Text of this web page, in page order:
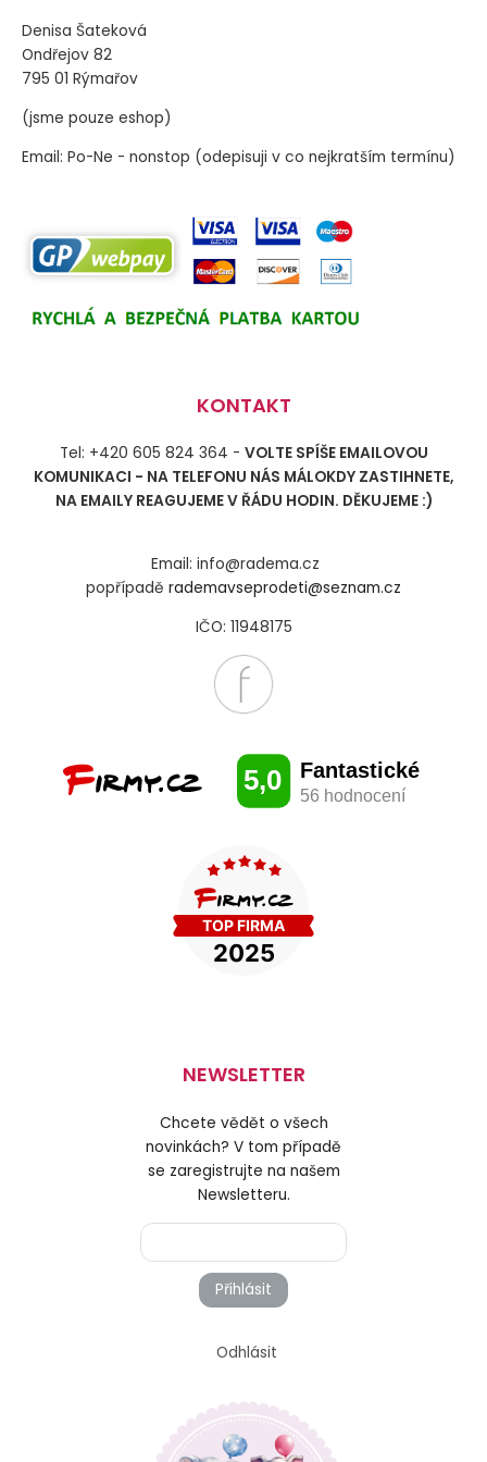
Denisa Šateková
Ondřejov 82
795 01 Rýmařov
(jsme pouze eshop)
Email: Po-Ne - nonstop (odepisuji v co nejkratším termínu)
KONTAKT
Tel: +420 605 824 364 - VOLTE SPÍŠE EMAILOVOU
KOMUNIKACI - NA TELEFONU NÁS MÁLOKDY ZASTIHNETE,
NA EMAILY REAGUJEME V ŘÁDU HODIN. DĚKUJEME :)
Email: info@radema.cz
popřípadě rademavseprodeti@seznam.cz
IČO: 11948175
NEWSLETTER
Chcete vědět o všech
novinkách? V tom případě
se zaregistrujte na našem
Newsletteru.
Přihlásit
Odhlásit